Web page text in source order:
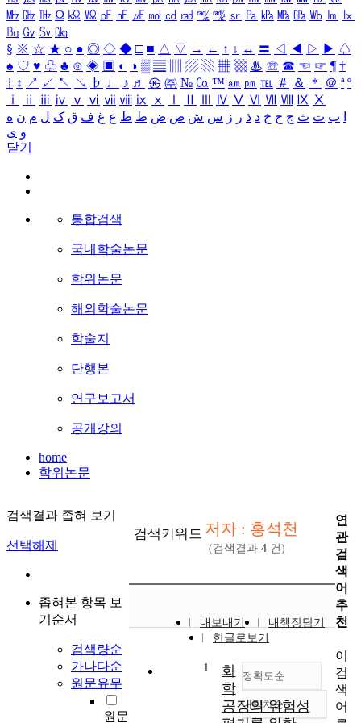
㎒ ㎓ ㎔ Ω ㏀ ㏁ ㎊ ㎋ ㎌ ㏖ ㏅ ㎭ ㎮ ㎯ ㏛ ㎩ ㎪ ㎫ ㎬ ㏝ ㏐
㏓
㏃ ㏉ ㏜ ㏆
§ ※ ☆ ★ ○ ● ◎ ◇ ◆ □ ■ △ ▽ → ← ↑ ↓ ↔ 〓 ◁ ◀ ▷ ▶ ♤
♠ ♡ ♥ ♧ ♣ ⊙ ◈ ▣ ◐ ◑ ▒ ▤ ▨ ▧ ▦ ▩ ♨ ☏ ☎ ☜ ☞ ¶ †
‡ ↕ ↗ ↙ ↖ ↘ ♭ ♩ ♪ ♬ ㉿ ㈜ № ㏇ ™ ㏂ ㏘ ℡ ＃ ＆ ＊ ＠ ª º
ⅰ
ⅱ ⅲ ⅳ ⅴ ⅵ ⅶ ⅷ ⅸ ⅹ Ⅳ Ⅴ Ⅵ Ⅶ Ⅷ Ⅸ Ⅹ
ب ت ث ج ح خ د ذ ر ز س ش ص ض ط ظ ع غ ف ق ک ل م ن ه
و ی
닫기
통합검색
국내학술논문
학위논문
해외학술논문
학술지
단행본
연구보고서
공개강의
home
학위논문
검색결과 좁혀 보기
선택해제
좁혀본 항목 보
기순서
검색량순
가나다순
원문유무
원문
검색키워드 저자 : 홍석천
(검색결과 4 건)
내보내기
내책장담기
한글로보기
정확도순
정확도
내림차순
1
화
학
공장의 위험성
연
관
검
색
어
추
천
이
검
색
어